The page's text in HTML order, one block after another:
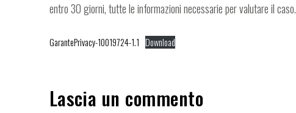
entro 30 giorni, tutte le informazioni necessarie per valutare il caso.
GarantePrivacy-10019724-1.1 Download
Lascia un commento